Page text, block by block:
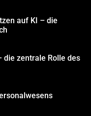
auf KI – die
die zentrale Rolle des